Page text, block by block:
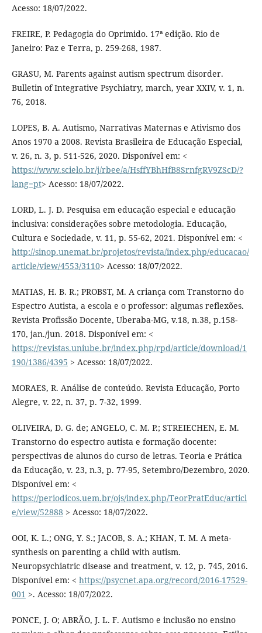
Acesso: 18/07/2022.
FREIRE, P. Pedagogia do Oprimido. 17ª edição. Rio de
Janeiro: Paz e Terra, p. 259-268, 1987.
GRASU, M. Parents against autism spectrum disorder.
Bulletin of Integrative Psychiatry, march, year XXIV, v. 1, n.
76, 2018.
LOPES, B. A. Autismo, Narrativas Maternas e Ativismo dos
Anos 1970 a 2008. Revista Brasileira de Educação Especial,
v. 26, n. 3, p. 511-526, 2020. Disponível em: <
https://www.scielo.br/j/rbee/a/HsffYBhHfB8SrnfgRV9ZScD/?
lang=pt> Acesso: 18/07/2022.
LORD, L. J. D. Pesquisa em educação especial e educação
inclusiva: considerações sobre metodologia. Educação,
Cultura e Sociedade, v. 11, p. 55-62, 2021. Disponível em: <
http://sinop.unemat.br/projetos/revista/index.php/educacao/
article/view/4553/3110> Acesso: 18/07/2022.
MATIAS, H. B. R.; PROBST, M. A criança com Transtorno do
Espectro Autista, a escola e o professor: algumas reflexões.
Revista Profissão Docente, Uberaba-MG, v.18, n.38, p.158-
170, jan./jun. 2018. Disponível em: <
https://revistas.uniube.br/index.php/rpd/article/download/1
190/1386/4395 > Acesso: 18/07/2022.
MORAES, R. Análise de conteúdo. Revista Educação, Porto
Alegre, v. 22, n. 37, p. 7-32, 1999.
OLIVEIRA, D. G. de; ANGELO, C. M. P.; STREIECHEN, E. M.
Transtorno do espectro autista e formação docente:
perspectivas de alunos do curso de letras. Teoria e Prática
da Educação, v. 23, n.3, p. 77-95, Setembro/Dezembro, 2020.
Disponível em: <
https://periodicos.uem.br/ojs/index.php/TeorPratEduc/articl
e/view/52888 > Acesso: 18/07/2022.
OOI, K. L.; ONG, Y. S.; JACOB, S. A.; KHAN, T. M. A meta-
synthesis on parenting a child with autism.
Neuropsychiatric disease and treatment, v. 12, p. 745, 2016.
Disponível em: < https://psycnet.apa.org/record/2016-17529-
001 >. Acesso: 18/07/2022.
PONCE, J. O; ABRÃO, J. L. F. Autismo e inclusão no ensino